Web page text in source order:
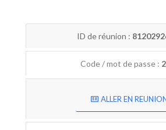
ID de réunion :
Code / mot de passe :
ALLER EN